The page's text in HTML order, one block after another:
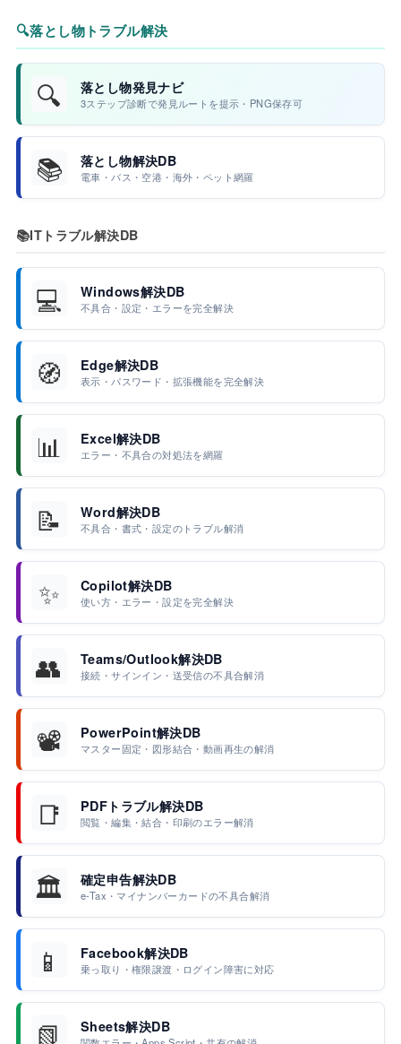
🔍落とし物トラブル解決
🔍 落とし物発見ナビ
3ステップ診断で発見ルートを提示・PNG保存可
📚 落とし物解決DB
電車・バス・空港・海外・ペット網羅
📚ITトラブル解決DB
💻 Windows解決DB
不具合・設定・エラーを完全解決
🧭 Edge解決DB
表示・パスワード・拡張機能を完全解決
📊 Excel解決DB
エラー・不具合の対処法を網羅
📝 Word解決DB
不具合・書式・設定のトラブル解消
✨ Copilot解決DB
使い方・エラー・設定を完全解決
👥 Teams/Outlook解決DB
接続・サインイン・送受信の不具合解消
📽️ PowerPoint解決DB
マスター固定・図形結合・動画再生の解消
📑 PDFトラブル解決DB
閲覧・編集・結合・印刷のエラー解消
🏛️ 確定申告解決DB
e-Tax・マイナンバーカードの不具合解消
📱 Facebook解決DB
乗っ取り・権限譲渡・ログイン障害に対応
📗 Sheets解決DB